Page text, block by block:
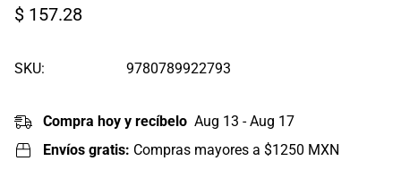
Precio
$ 157.28
SKU: 9780789922793
Compra hoy y recíbelo Aug 13 - Aug 17
Envíos gratis: Compras mayores a $1250 MXN